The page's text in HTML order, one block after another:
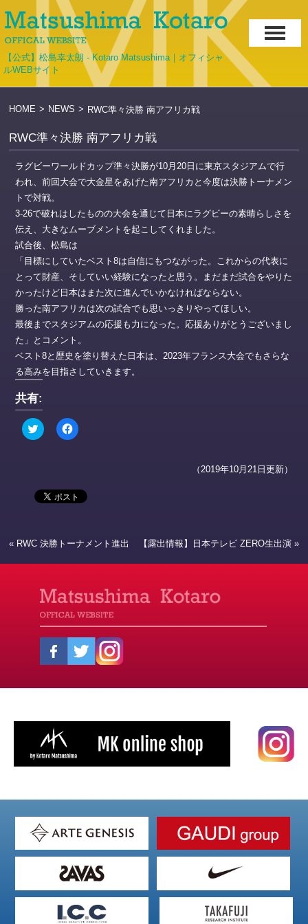
【公式】松島幸太朗 - Kotaro Matsushima｜オフィシャ
ルWEBサイト
HOME > NEWS > RWC準々決勝 南アフリカ戦
RWC準々決勝 南アフリカ戦
ラグビーワールドカップ準々決勝が10月20日に東京スタジアムで行
われ、前回大会で大金星をあげた南アフリカと今度は決勝トーナメン
トで対戦。
3-26で破れはしたものの大会を通じて日本にラグビーの素晴らしさを
伝え、大きなムーブメントを起こしてくれました。
試合後、松島は
「目標にしていたベスト8は自信にもつながった。これからの代表に
とって財産、そしていい経験になったと思う。まだまだ試合をやりた
かったけど日本はまた次に進んでいかなければならない。
勝った南アフリカは次の試合でも思いっきりやってほしい。
最後までスタジアムの応援も力になった。応援ありがとうございまし
た」とコメント。
ベスト8と歴史を塗り替えた日本は、2023年フランス大会でもさらな
る高みを目指さしていきます。
共有:
ク
リ
で
共
有
ウ
ィ
ン
で
開
き
ま
す)
Facebook
で
は
ク
リ
て
く
だ
し
い
ウ
ィ
ド
ウ
で
開
ま
（2019年10月21日更新）
« RWC 決勝トーナメント進出 【露出情報】日本テレビ ZERO生出演»